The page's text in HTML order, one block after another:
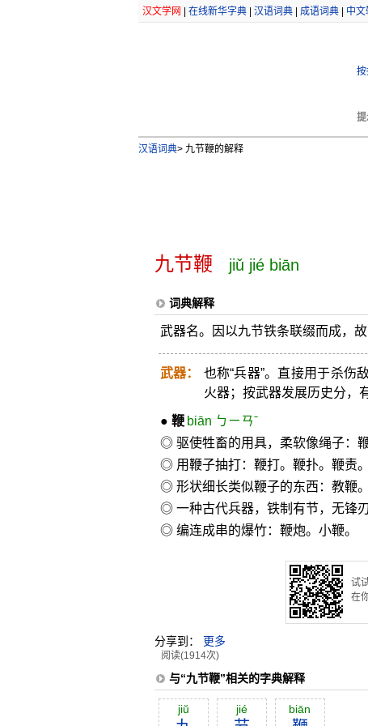
汉文学网 在线新华字典| 汉语词典| 成语词典| 中文
按
提
汉语词典>九节鞭的解释
九节鞭 jiǔ jié biān
词典解释
武器名。因以九节铁条联缀而成，故
武器：
也称“兵器”。直接用于杀伤
火器；按武器发展历史分，
● 鞭 biān ㄅㄧㄢˉ
◎ 驱使牲畜的用具，柔软像绳子：鞭
◎ 用鞭子抽打：鞭打。鞭扑。鞭责。
◎ 形状细长类似鞭子的东西：教鞭。
◎ 一种古代兵器，铁制有节，无锋
◎ 编连成串的爆竹：鞭炮。小鞭。
试
在
分享到： 更多
阅读(1914次)
与“九节鞭”相关的字典解释
jiŭ jié biān